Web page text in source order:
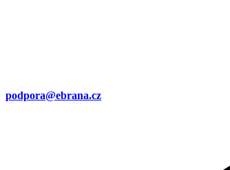
podpora@ebrana.cz